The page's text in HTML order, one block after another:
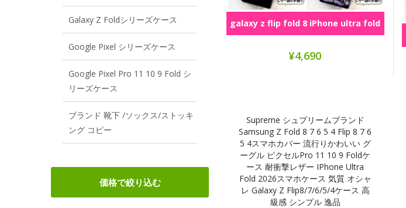
価格で絞り込む
Galaxy Z Foldシリーズケース
Google Pixel シリーズケース
Google Pixel Pro 11 10 9 Fold シ
リーズケース
ブランド 靴下 /ソックス/ストッキ
ング コピー
galaxy z flip fold 8 iPhone ultra fold
¥4,690
Supreme シュプリームブランド
Samsung Z Fold 8 7 6 5 4 Flip 8 7 6
5 4スマホカバー 流行りかわいい グ
ーグル ピクセルPro 11 10 9 Foldケ
ース 耐衝撃レザー IPhone Ultra
Fold 2026スマホケース 気質 オシャ
レ Galaxy Z Flip8/7/6/5/4ケース 高
級感 シンプル 逸品